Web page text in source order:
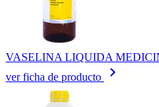
VASELINA LIQUIDA
ver ficha de producto
keyboard_arrow_right